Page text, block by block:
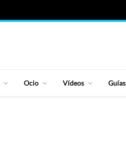
Ocio Vídeos Guías